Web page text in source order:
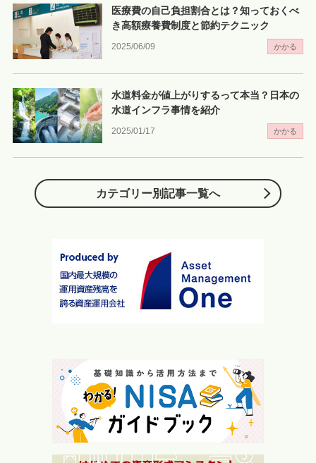
2025/06/09 かかる
医療費の自己負担割合とは？知っておくべ
き高額療養費制度と節約テクニック
2025/01/17 かかる
水道料金が値上がりするって本当？日本の
水道インフラ事情を紹介
カテゴリー別記事一覧へ